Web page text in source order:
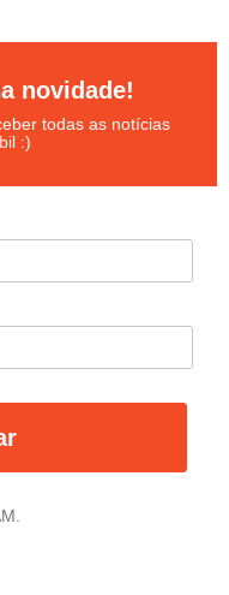
novidade!
todas as notícias
:)